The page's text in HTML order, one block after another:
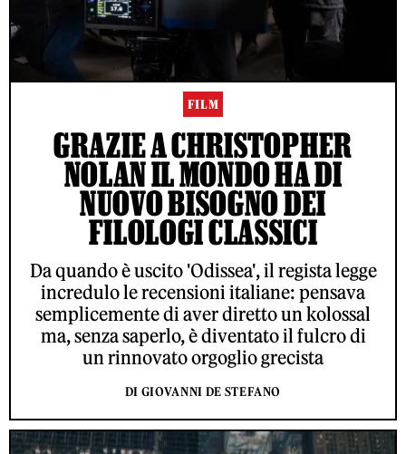
FILM
GRAZIE A CHRISTOPHER
NOLAN IL MONDO HA DI
NUOVO BISOGNO DEI
FILOLOGI CLASSICI
Da quando è uscito 'Odissea', il regista legge
incredulo le recensioni italiane: pensava
semplicemente di aver diretto un kolossal
ma, senza saperlo, è diventato il fulcro di
un rinnovato orgoglio grecista
DI GIOVANNI DE STEFANO